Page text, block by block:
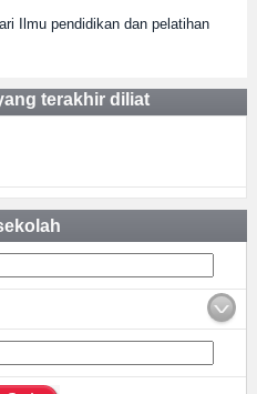
Ilmu pendidikan dan pelatihan
terakhir diliat